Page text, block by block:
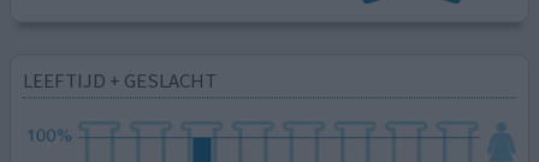
LEEFTIJD + GESLACHT